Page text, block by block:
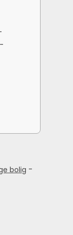
-
bolig -